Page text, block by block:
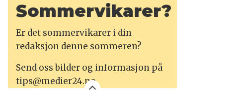
Sommervikarer?
Er det sommervikarer i din
redaksjon denne sommeren?
Send oss bilder og informasjon på
tips@medier24.no